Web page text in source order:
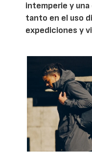
intemperie y
tanto en el uso
expediciones y